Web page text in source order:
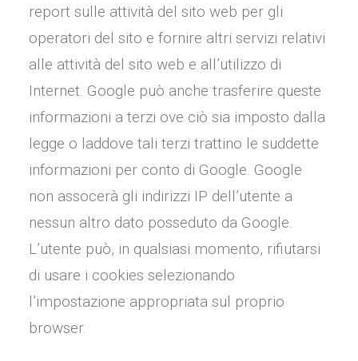
report sulle attività del sito web per gli
operatori del sito e fornire altri servizi relativi
alle attività del sito web e all’utilizzo di
Internet. Google può anche trasferire queste
informazioni a terzi ove ciò sia imposto dalla
legge o laddove tali terzi trattino le suddette
informazioni per conto di Google. Google
non assocerà gli indirizzi IP dell’utente a
nessun altro dato posseduto da Google.
L’utente può, in qualsiasi momento, rifiutarsi
di usare i cookies selezionando
l’impostazione appropriata sul proprio
browser.